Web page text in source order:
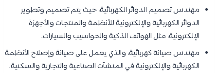
مهندس تصميم الدوائر الكهربائية، حيث يتم تصميم وتطوير
الدوائر الكهربائية والإلكترونية للأنظمة والمنتجات والأجهزة
الإلكترونية، مثل الهواتف الذكية والحواسيب والسيارات.
مهندس صيانة كهربائية، والذي يعمل على صيانة وإصلاح الأنظمة
الكهربائية والإلكترونية في المنشآت الصناعية والتجارية والسكنية.